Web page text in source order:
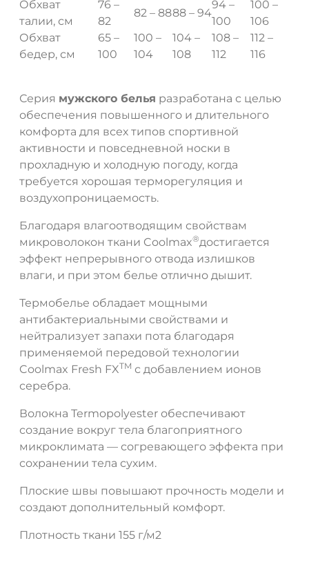
Обхват
талии, см
76 –
82
82 – 8888 – 94
94 –
100
100 –
106
Обхват
бедер, см
65 –
100
100 –
104
104 –
108
108 –
112
112 –
116
Серия мужского белья разработана с целью
обеспечения повышенного и длительного
комфорта для всех типов спортивной
активности и повседневной носки в
прохладную и холодную погоду, когда
требуется хорошая терморегуляция и
воздухопроницаемость.
Благодаря влагоотводящим свойствам
микроволокон ткани Coolmax®достигается
эффект непрерывного отвода излишков
влаги, и при этом белье отлично дышит.
Термобелье обладает мощными
антибактериальными свойствами и
нейтрализует запахи пота благодаря
применяемой передовой технологии
Coolmax Fresh FXTM с добавлением ионов
серебра.
Волокна Termopolyester обеспечивают
создание вокруг тела благоприятного
микроклимата — согревающего эффекта при
сохранении тела сухим.
Плоские швы повышают прочность модели и
создают дополнительный комфорт.
Плотность ткани 155 г/м2
ДА НЕТ